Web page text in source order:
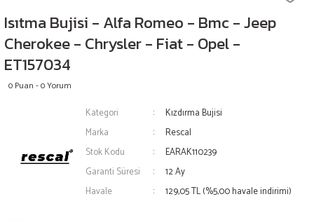
Isıtma Bujisi - Alfa Romeo - Bmc - Jeep
Cherokee - Chrysler - Fiat - Opel -
ET157034
0 Puan - 0 Yorum
Kategori
Kızdırma Bujisi
Marka
Rescal
Stok Kodu
EARAK110239
Garanti Süresi
12 Ay
Havale
129,05 TL (%5,00 havale indirimi)